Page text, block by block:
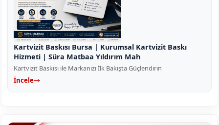
Kartvizit Baskısı Bursa | Kurumsal Kartvizit Baskı
Hizmeti | Süra Matbaa Yıldırım Mah
Kartvizit Baskısı ile Markanızı İlk Bakışta Güçlendirin
İncele